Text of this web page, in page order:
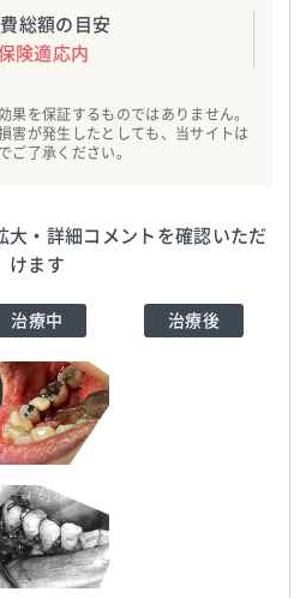
総額の目安
険適応内
果を保証するものではありません。
害が発生したとしても、当サイトは
ご了承ください。
大・詳細コメントを確認いただ
けます
治療中 治療後
ンタルクリニ
ンタルクリニ